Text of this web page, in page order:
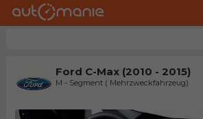
Ford C-Max (2010 - 2015)
M - Segment ( Mehrzweckfahrzeug)